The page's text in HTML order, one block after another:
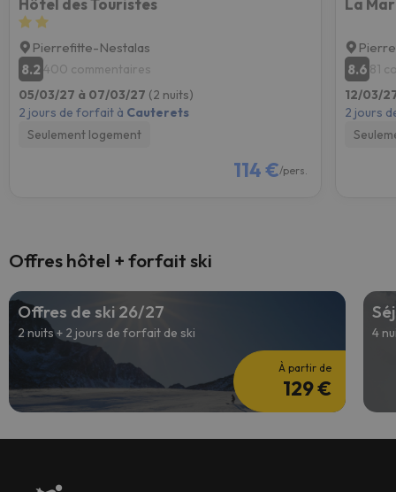
Hôtel des Touristes
Pierrefitte-Nestalas
8.2 400 commentaires
05/03/27 à 07/03/27 (2 nuits)
2 jours de forfait à Cauterets
Seulement logement
114 €/pers.
La
8.6 81
12/03/
2 jours
Offres hôtel + forfait ski
Offres de ski 26/27
2 nuits + 2 jours de forfait de ski
À partir de
129 €
4